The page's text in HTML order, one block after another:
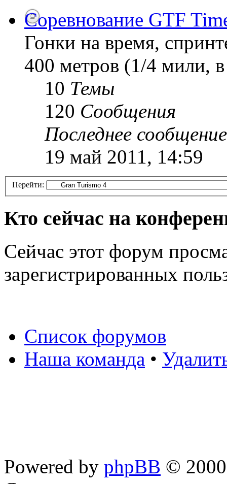
Соревнование GTF
Гонки на время,
400 метров (1/4 мили,
10 Темы
120 Сообщения
Последнее сообщение
19 май 2011, 14:59
Перейти:
Кто сейчас на
Сейчас этот форум
зарегистрированных
Список форумов
Наша команда •
Powered by phpBB ©